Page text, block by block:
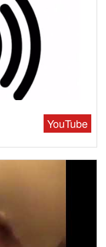
YouTube